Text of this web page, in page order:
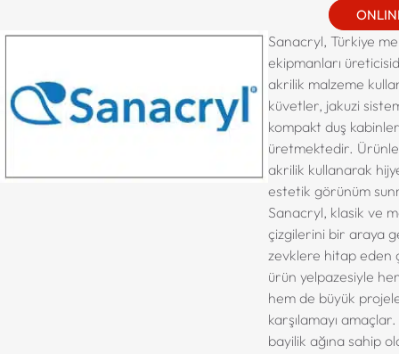
Sanacryl, Türkiye
ekipmanları
akrilik malzeme
küvetler, jakuzi
kompakt duş
üretmektedir.
akrilik kullanarak
estetik görünüm
Sanacryl, klasik ve
çizgilerini bir araya
zevklere hitap eden
ürün yelpazesiyle
hem de büyük
karşılamayı
bayilik ağına sahip